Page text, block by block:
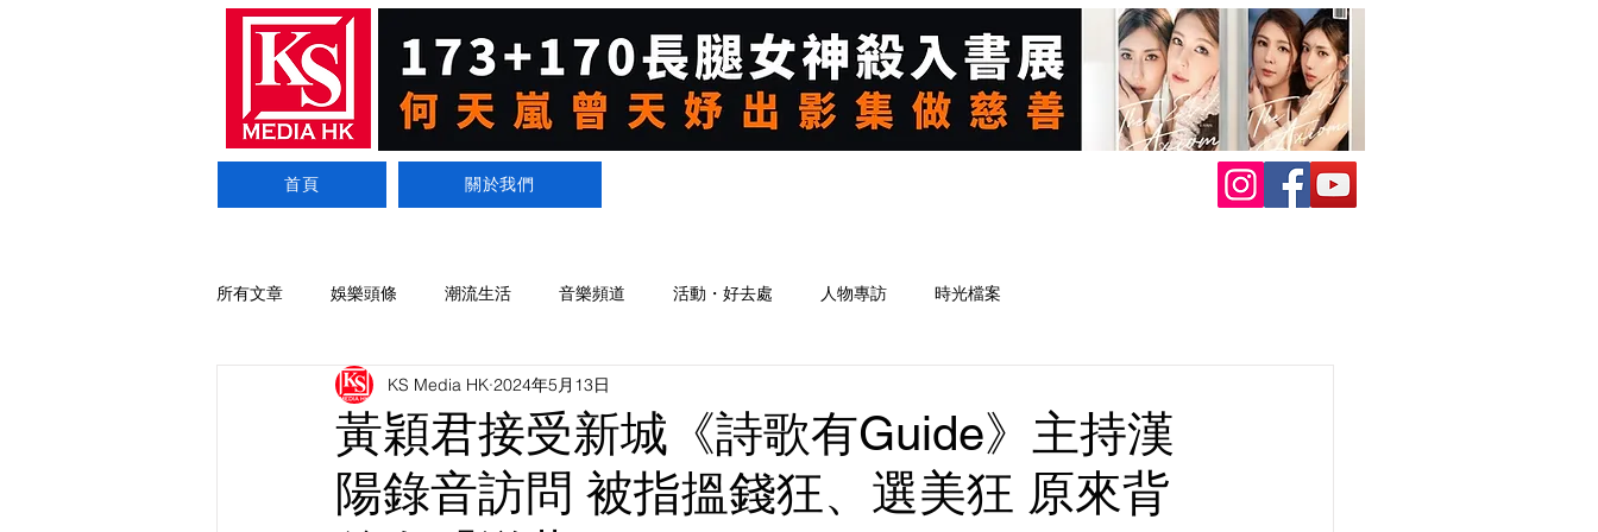
首頁 關於我們
所有文章 娛樂頭條 潮流生活 音樂頻道 活動・好去處 人物專訪 時光檔案
黃穎君接受新城《詩歌有Guide》主持漢
陽錄音訪問 被指搵錢狂、選美狂 原來背
KS Media HK 2024年5月13日